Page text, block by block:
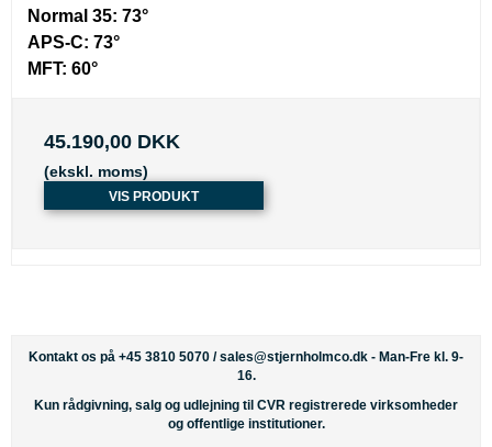
Normal 35: 73°
APS-C: 73°
MFT: 60°
45.190,00 DKK
(ekskl. moms)
VIS PRODUKT
Kontakt os på +45 3810 5070 /sales@stjernholmco.dk - Man-Fre kl. 9-
16.
Kun rådgivning, salg og udlejning til CVR registrerede virksomheder
og offentlige institutioner.